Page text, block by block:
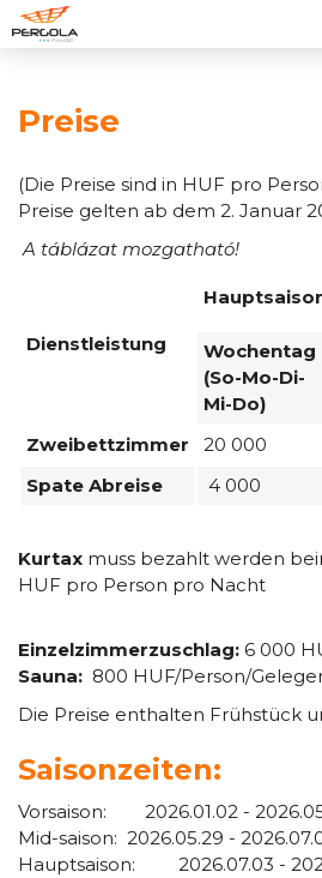
Preise
(Die Preise sind in HUF pro
Preise gelten ab dem 2. Januar
A táblázat mozgatható!
Dienstleistung
Wochentag
(So-Mo-Di-
Mi-Do)
Zweibettzimmer
20 000
Spate Abreise
4 000
Kurtax muss bezahlt werden
HUF pro Person pro Nacht
Einzelzimmerzuschlag: 6 000
Sauna: 800 HUF/Person/
Die Preise enthalten Frühstück
Saisonzeiten:
Vorsaison: 2026.01.02 -
Mid-saison: 2026.05.29 -
Hauptsaison: 2026.07.03 -